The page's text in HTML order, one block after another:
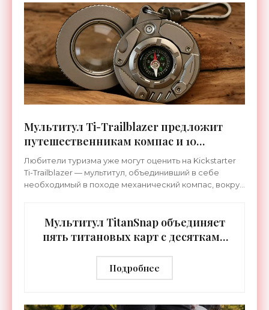
телефон из прошлого
Мультитул Ti-Trailblazer предложит
путешественникам компас и 10
практичных инструментов - «Техника»
Любители туризма уже могут оценить на Kickstarter
Ti-Trailblazer — мультитул, объединивший в себе
необходимый в походе механический компас, вокруг
Мультитул TitanSnap объединяет
пять титановых карт с десятками
Подробнее